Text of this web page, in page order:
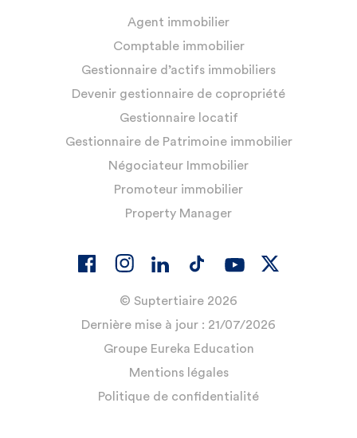
Agent immobilier
Comptable immobilier
Gestionnaire d’actifs immobiliers
Devenir gestionnaire de copropriété
Gestionnaire locatif
Gestionnaire de Patrimoine immobilier
Négociateur Immobilier
Promoteur immobilier
Property Manager
© Suptertiaire 2026
Dernière mise à jour : 21/07/2026
Groupe Eureka Education
Mentions légales
Politique de confidentialité